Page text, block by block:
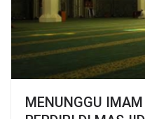
MENUNGGU